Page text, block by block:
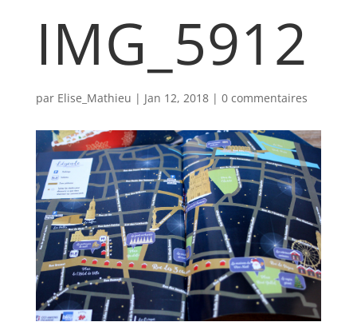
IMG_5912
par Elise_Mathieu | Jan 12, 2018| 0 commentaires